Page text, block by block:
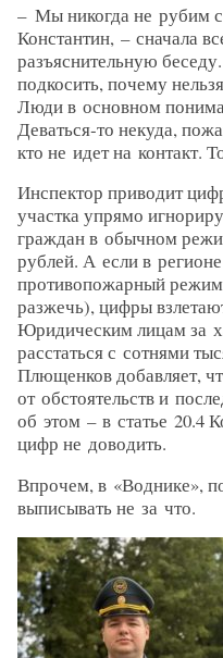
– Мы никогда не рубим
Константин, – ​сначала
разъяснительную
подкосить, почему
Люди в основном
Деваться‑то некуда,
кто не идет на контакт.
Инспектор приводит
участка упрямо
граждан в обычном
руб­лей. А если в
противопожарный режим
разжечь), цифры
Юридическим лицам за
расстаться с сотнями
Плющенков добавляет,
от обстоятельств и
об этом – ​в статье 20.4
цифр не доводить.
Впрочем, в «Воднике»,
выписывать не за что.